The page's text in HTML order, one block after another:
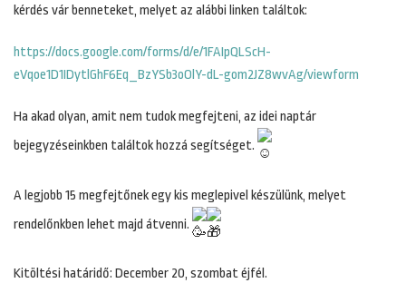
kérdés vár benneteket, melyet az alábbi linken találtok:
https://docs.google.com/forms/d/e/1FAIpQLScH-
eVqoe1D1IDytlGhF6Eq_BzYSb3oOlY-dL-gom2JZ8wvAg/viewform
Ha akad olyan, amit nem tudok megfejteni, az idei naptár
bejegyzéseinkben találtok hozzá segítséget.
A legjobb 15 megfejtőnek egy kis meglepivel készülünk, melyet
rendelőnkben lehet majd átvenni.
Kitöltési határidő: December 20, szombat éjfél.